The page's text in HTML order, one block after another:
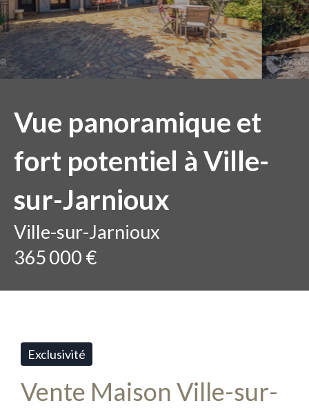
Vue panoramique et
fort potentiel à Ville-
sur-Jarnioux
Ville-sur-Jarnioux
365 000 €
Exclusivité
Vente Maison Ville-sur-